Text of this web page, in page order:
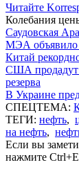
Читайте
Колебания
Саудовская
МЭА объявило
Китай
США продадут
резерва
В Украине
СПЕЦТЕМА:
ТЕГИ: нефть,
на нефть,
Если вы
нажмите